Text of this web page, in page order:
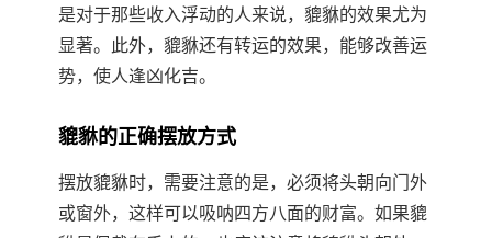
是对于那些收入浮动的人来说，貔貅的效果尤为
显著。此外，貔貅还有转运的效果，能够改善运
势，使人逢凶化吉。
貔貅的正确摆放方式
摆放貔貅时，需要注意的是，必须将头朝向门外
或窗外，这样可以吸呐四方八面的财富。如果貔